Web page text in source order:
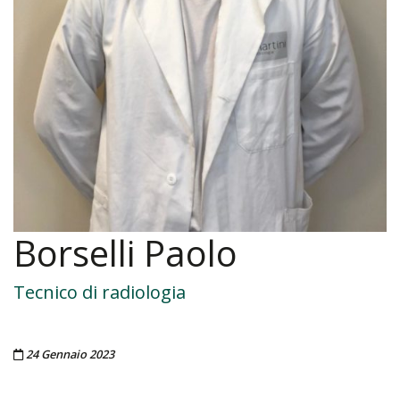
Borselli Paolo
Tecnico di radiologia
Pubblicato il
24 Gennaio 2023